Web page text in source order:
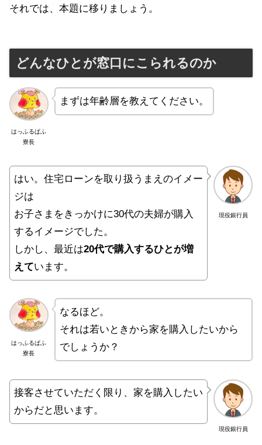
それでは、本題に移りましょう。
どんなひとが窓口にこられるのか
はっふるぱふ
寮長
まずは年齢層を教えてください。
現役銀行員
はい。住宅ローンを取り扱うまえのイメー
ジは
お子さまをきっかけに30代の夫婦が購入
するイメージでした。
しかし、最近は20代で購入するひとが増
えています。
はっふるぱふ
寮長
なるほど。
それは若いときから家を購入したいから
でしょうか？
現役銀行員
接客させていただく限り、家を購入したい
からだと思います。